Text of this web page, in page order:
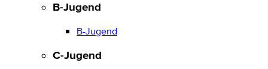
B-Jugend
B-Jugend
C-Jugend